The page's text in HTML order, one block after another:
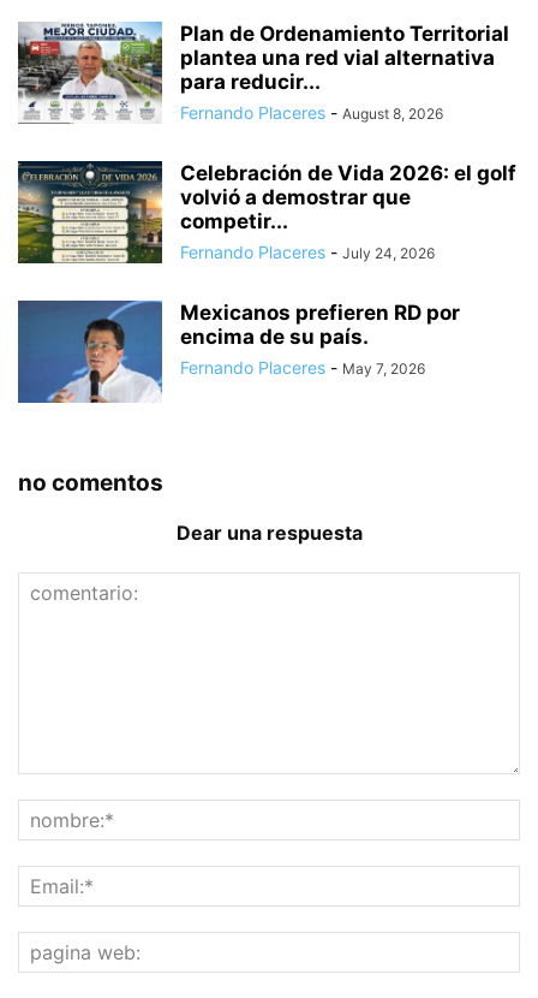
Plan de Ordenamiento Territorial
plantea una red vial alternativa
para reducir...
Fernando Placeres - August 8, 2026
Celebración de Vida 2026: el golf
volvió a demostrar que
competir...
Fernando Placeres - July 24, 2026
Mexicanos prefieren RD por
encima de su país.
Fernando Placeres - May 7, 2026
no comentos
Dear una respuesta